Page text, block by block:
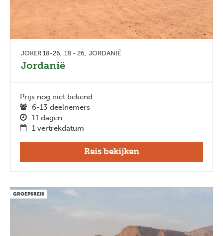
JOKER 18-26 18 - 26 JORDANIË
Jordanië
Prijs nog niet bekend
6-13 deelnemers
11 dagen
1 vertrekdatum
Reis bekijken
GROEPSREIS